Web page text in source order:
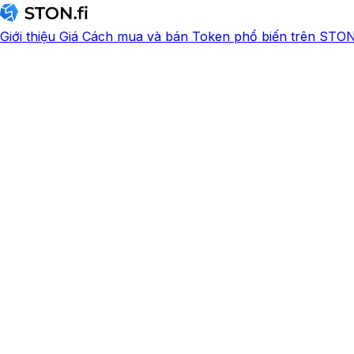
Giới thiệu Giá Cách mua và bán Token phổ biến trên